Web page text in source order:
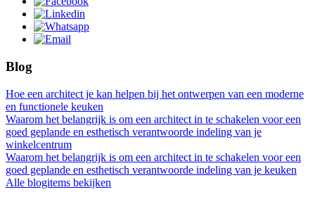
Blog
Hoe een architect je kan helpen bij het ontwerpen van een moderne
en functionele keuken
Waarom het belangrijk is om een architect in te schakelen voor een
goed geplande en esthetisch verantwoorde indeling van je
winkelcentrum
Waarom het belangrijk is om een architect in te schakelen voor een
goed geplande en esthetisch verantwoorde indeling van je keuken
Alle blogitems bekijken